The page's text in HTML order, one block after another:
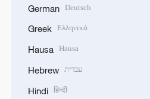
German Deutsch
Greek Ελληνικά
Hausa Hausa
Hebrew עברית
Hindi हिन्दी